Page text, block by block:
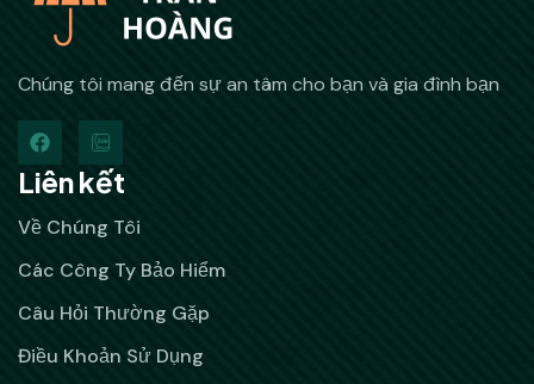
Chúng tôi mang đến sự an tâm cho bạn và gia đình bạn
Liên kết
Về Chúng Tôi
Các Công Ty Bảo Hiểm
Câu Hỏi Thường Gặp
Điều Khoản Sử Dụng